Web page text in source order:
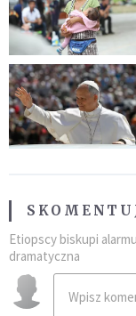
Etiopscy biskupi
dramatyczna